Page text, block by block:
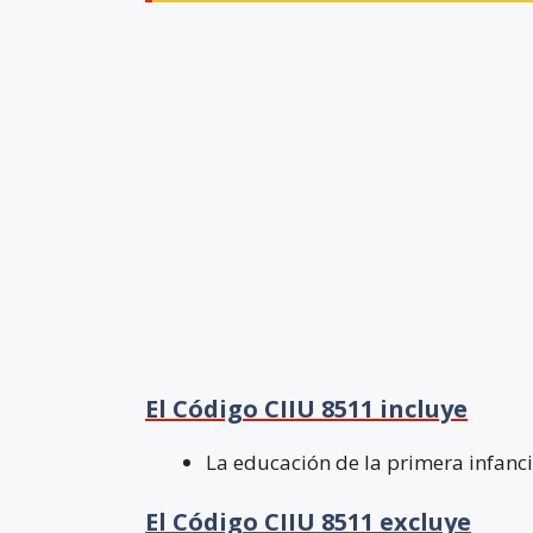
El Código CIIU 8511 incluye
La educación de la primera
El Código CIIU 8511 excluye